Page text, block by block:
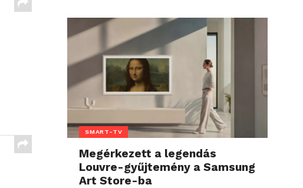
SMART-TV
Megérkezett a legendás
Louvre-gyűjtemény a Samsung
Art Store-ba